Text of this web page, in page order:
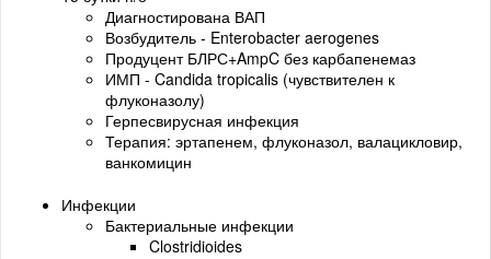
Диагностирована ВАП
Возбудитель - Enterobacter aerogenes
Продуцент БЛРС+AmpC без карбапенемаз
ИМП - Candida tropicalis (чувствителен к
флуконазолу)
Герпесвирусная инфекция
Терапия: эртапенем, флуконазол, валацикловир,
ванкомицин
Инфекции
Бактериальные инфекции
Clostridioides